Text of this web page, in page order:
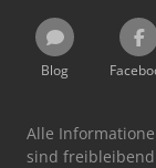
Blog
Alle
sind